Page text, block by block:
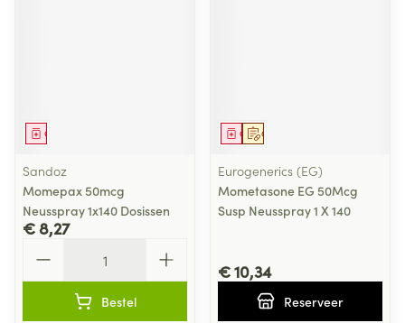
Geneesmiddel
Sandoz
Momepax 50mcg
Neusspray 1x140 Dosissen
€ 8,27
Bestel
Op voorschrift
Geneesmiddel
Eurogenerics (EG)
Mometasone EG 50Mcg
Susp Neusspray 1 X 140
€ 10,34
Reserveer